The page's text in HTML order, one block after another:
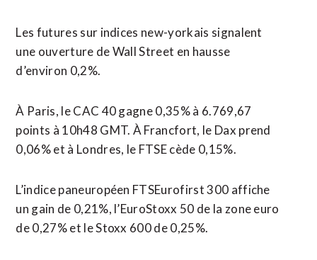
Les futures sur indices new-yorkais signalent
une ouverture de Wall Street en hausse
d’environ 0,2%.
À Paris, le CAC 40 gagne 0,35% à 6.769,67
points à 10h48 GMT. À Francfort, le Dax prend
0,06% et à Londres, le FTSE cède 0,15%.
L’indice paneuropéen FTSEurofirst 300 affiche
un gain de 0,21%, l’EuroStoxx 50 de la zone euro
de 0,27% et le Stoxx 600 de 0,25%.